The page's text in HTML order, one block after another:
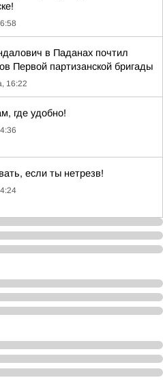
в Паданах почтил
Первой партизанской бригады
16:22
где удобно!
если ты нетрезв!